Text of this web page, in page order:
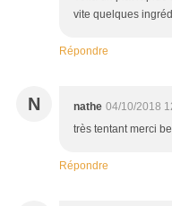
vite quelques
Répondre
N nathe 04/10/2018
très tentant merci
Répondre